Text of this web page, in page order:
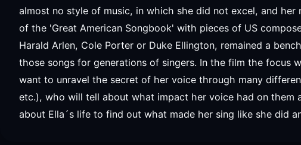
almost no style of music, in which she did not excel, and
of the 'Great American Songbook' with pieces of US
Harald Arlen, Cole Porter or Duke Ellington, remained a
those songs for generations of singers. In the film the focus
want to unravel the secret of her voice through many
etc.), who will tell about what impact her voice had on them
about Ella´s life to find out what made her sing like she did